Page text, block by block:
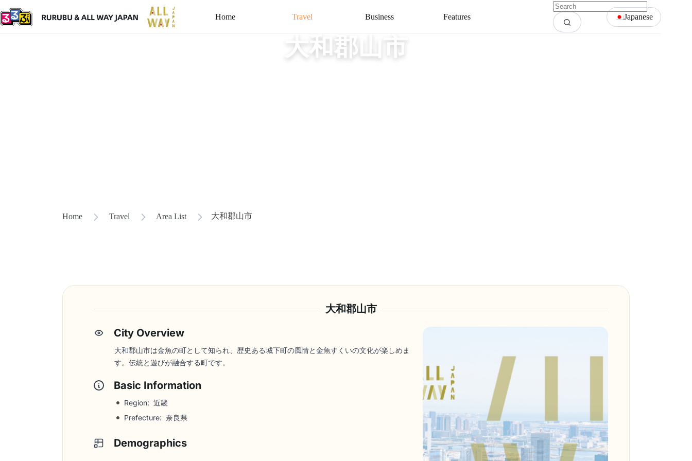
Home Travel Business Features Japanese
大和郡山市
Home Travel Area List 大和郡山市
大和郡山市
City Overview
大和郡山市は金魚の町として知られ、歴史ある城下町の風情と金魚すくいの文化が楽しめま
す。伝統と遊びが融合する町です。
Basic Information
Region: 近畿
Prefecture: 奈良県
Demographics